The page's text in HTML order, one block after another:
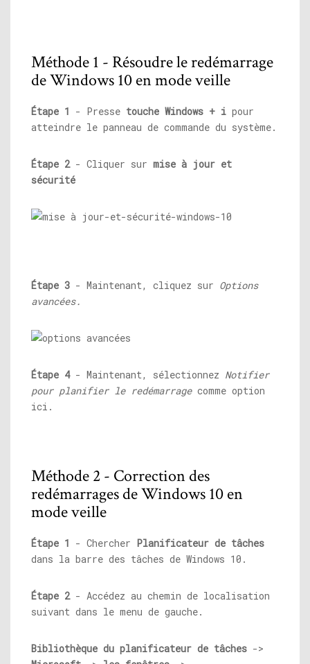
Méthode 1 - Résoudre le redémarrage
de Windows 10 en mode veille
Étape 1 - Presse touche Windows + i pour
atteindre le panneau de commande du système.
Étape 2- Cliquer sur mise à jour et
sécurité
Étape 3 - Maintenant, cliquez sur Options
avancées.
Étape 4- Maintenant, sélectionnez Notifier
pour planifier le redémarragecomme option
ici.
Méthode 2 - Correction des
redémarrages de Windows 10 en
mode veille
Étape 1 - Chercher Planificateur de tâches
dans la barre des tâches de Windows 10.
Étape 2- Accédez au chemin de localisation
suivant dans le menu de gauche.
Bibliothèque du planificateur de tâches ->